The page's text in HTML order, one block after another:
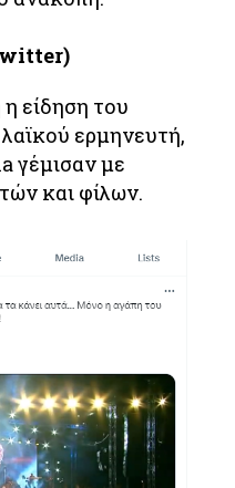
είδηση του
ερμηνευτή,
γέμισαν με
και φίλων.